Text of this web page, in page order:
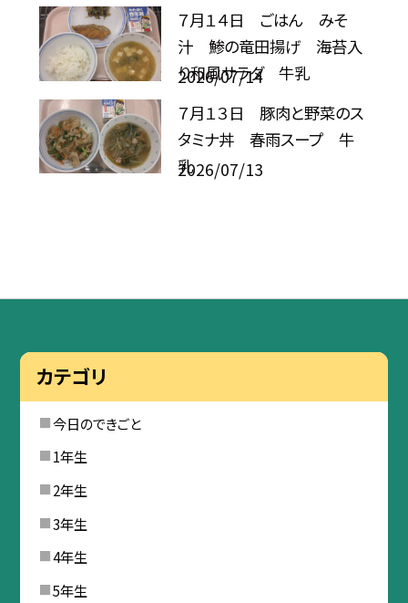
７月１４日 ごはん みそ
汁 鯵の竜田揚げ 海苔入
り和風サラダ 牛乳
2026/07/14
７月１３日 豚肉と野菜のス
タミナ丼 春雨スープ 牛
乳
2026/07/13
カテゴリ
今日のできごと
1年生
2年生
3年生
4年生
5年生